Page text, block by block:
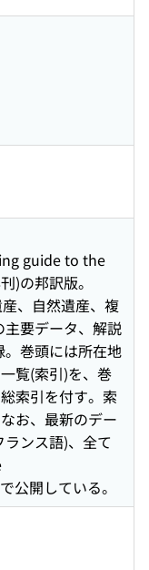
guide to the
)の邦訳版。
、自然遺産、複
要データ、解説
巻頭には所在地
覧(索引)を、巻
索引を付す。索
お、最新のデー
ンス語)、全て
開している。